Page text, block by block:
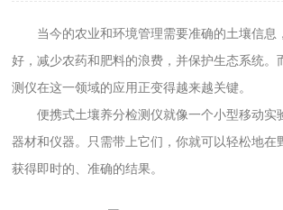
当今的农业和环境管理需要准确的土壤信息
好，减少农药和肥料的浪费，并保护生态系统。
测仪在这一领域的应用正变得越来越关键。
便携式土壤养分检测仪就像一个小型移动实
器材和仪器。只需带上它们，你就可以轻松地在
获得即时的、准确的结果。